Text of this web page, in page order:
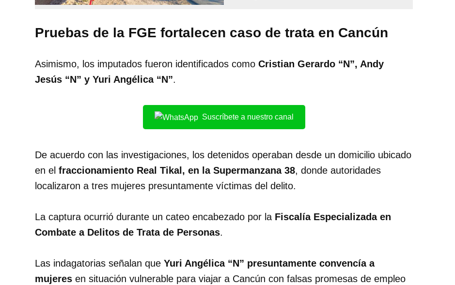
Pruebas de la FGE fortalecen caso de trata en Cancún
Asimismo, los imputados fueron identificados como Cristian Gerardo “N”, Andy
Jesús “N” y Yuri Angélica “N”.
Suscríbete a nuestro canal
De acuerdo con las investigaciones, los detenidos operaban desde un domicilio ubicado
en el fraccionamiento Real Tikal, en la Supermanzana 38, donde autoridades
localizaron a tres mujeres presuntamente víctimas del delito.
La captura ocurrió durante un cateo encabezado por la Fiscalía Especializada en
Combate a Delitos de Trata de Personas.
Las indagatorias señalan que Yuri Angélica “N” presuntamente convencía a
mujeres en situación vulnerable para viajar a Cancún con falsas promesas de empleo